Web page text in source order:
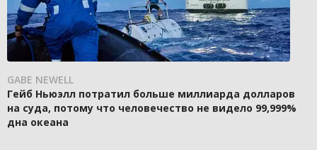
GABE NEWELL
Гейб Ньюэлл потратил больше миллиарда долларов
на суда, потому что человечество не видело 99,999%
дна океана